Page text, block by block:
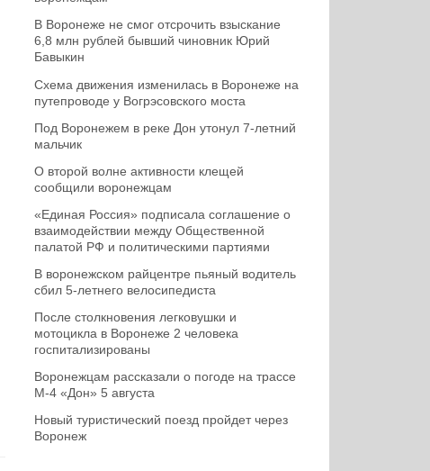
В Воронеже не смог отсрочить взыскание
6,8 млн рублей бывший чиновник Юрий
Бавыкин
Схема движения изменилась в Воронеже на
путепроводе у Вогрэсовского моста
Под Воронежем в реке Дон утонул 7-летний
мальчик
О второй волне активности клещей
сообщили воронежцам
«Единая Россия» подписала соглашение о
взаимодействии между Общественной
палатой РФ и политическими партиями
В воронежском райцентре пьяный водитель
сбил 5-летнего велосипедиста
После столкновения легковушки и
мотоцикла в Воронеже 2 человека
госпитализированы
Воронежцам рассказали о погоде на трассе
М-4 «Дон» 5 августа
Новый туристический поезд пройдет через
Воронеж